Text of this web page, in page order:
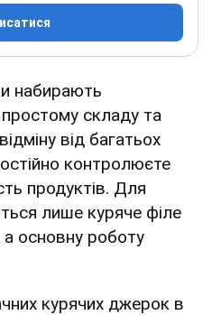
набирають
складу та
від багатьох
контролюєте
продуктів. Для
лише куряче філе
основну роботу
курячих джерок в